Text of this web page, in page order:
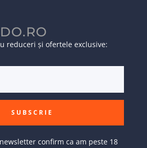
reduceri și ofertele exclusive:
SUBSCRIE
confirm ca am peste 18